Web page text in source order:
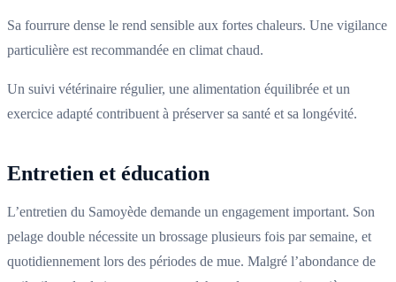
Sa fourrure dense le rend sensible aux fortes chaleurs. Une vigilance
particulière est recommandée en climat chaud.
Un suivi vétérinaire régulier, une alimentation équilibrée et un
exercice adapté contribuent à préserver sa santé et sa longévité.
Entretien et éducation
L’entretien du Samoyède demande un engagement important. Son
pelage double nécessite un brossage plusieurs fois par semaine, et
quotidiennement lors des périodes de mue. Malgré l’abondance de